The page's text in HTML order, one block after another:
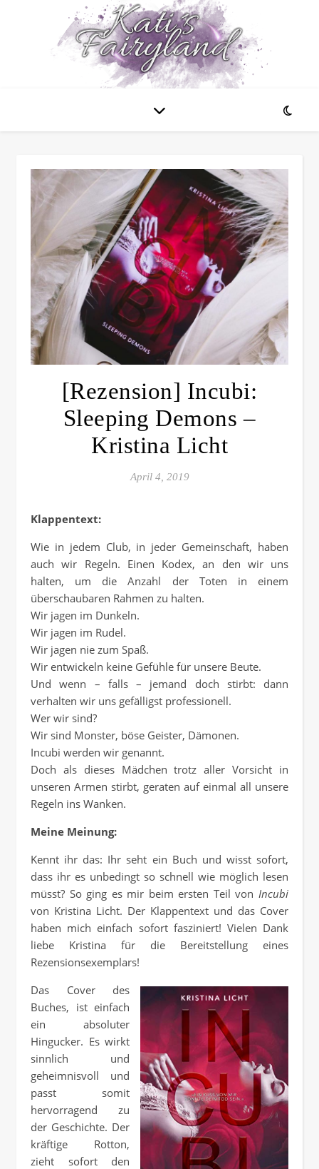
[Rezension] Incubi:
Sleeping Demons –
Kristina Licht
April 4, 2019
Klappentext:
Wie in jedem Club, in jeder Gemeinschaft, haben
auch wir Regeln. Einen Kodex, an den wir uns
halten, um die Anzahl der Toten in einem
überschaubaren Rahmen zu halten.
Wir jagen im Dunkeln.
Wir jagen im Rudel.
Wir jagen nie zum Spaß.
Wir entwickeln keine Gefühle für unsere Beute.
Und wenn – falls – jemand doch stirbt: dann
verhalten wir uns gefälligst professionell.
Wer wir sind?
Wir sind Monster, böse Geister, Dämonen.
Incubi werden wir genannt.
Doch als dieses Mädchen trotz aller Vorsicht in
unseren Armen stirbt, geraten auf einmal all unsere
Regeln ins Wanken.
Meine Meinung:
Kennt ihr das: Ihr seht ein Buch und wisst sofort,
dass ihr es unbedingt so schnell wie möglich lesen
müsst? So ging es mir beim ersten Teil von Incubi
von Kristina Licht. Der Klappentext und das Cover
haben mich einfach sofort fasziniert! Vielen Dank
liebe Kristina für die Bereitstellung eines
Rezensionsexemplars!
Das Cover des
Buches, ist einfach
ein absoluter
Hingucker. Es wirkt
sinnlich und
geheimnisvoll und
passt somit
hervorragend zu
der Geschichte. Der
kräftige Rotton,
zieht sofort den